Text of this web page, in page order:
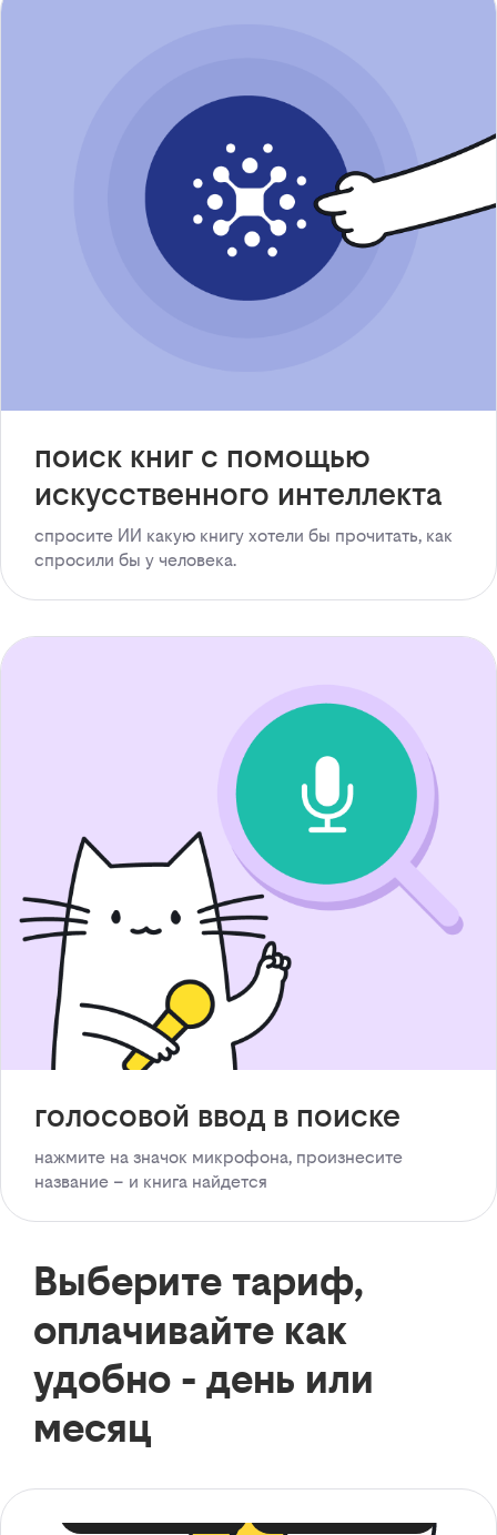
поиск книг с помощью
искусственного интеллекта
спросите ИИ какую книгу хотели бы прочитать, как
спросили бы у человека.
голосовой ввод в поиске
нажмите на значок микрофона, произнесите
название – и книга найдется
Выберите тариф,
оплачивайте как
удобно - день или
месяц